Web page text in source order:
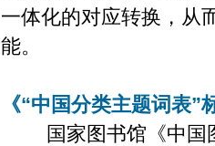
一体化的对应转换，从
能。
《“中国分类主题词表”
国家图书馆《中国图